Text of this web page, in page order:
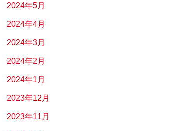
2024年5月
2024年4月
2024年3月
2024年2月
2024年1月
2023年12月
2023年11月